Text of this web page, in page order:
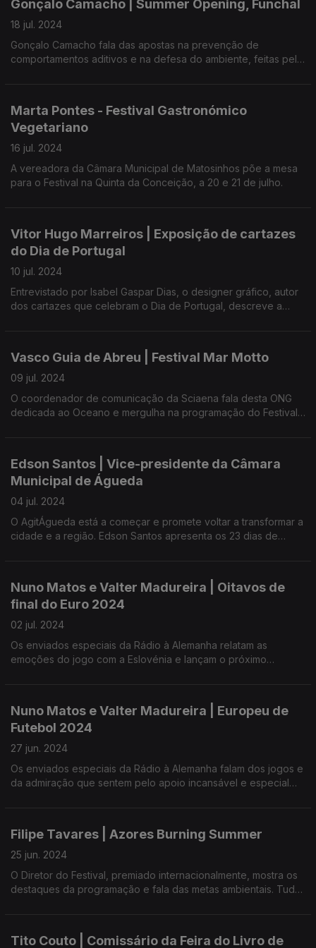
Gonçalo Camacho | Summer Opening, Funchal
18 jul. 2024
Gonçalo Camacho fala das apostas na prevenção de
comportamentos aditivos e na defesa do ambiente, feitas pelo
Marta Pontes - Festival Gastronómico
Vegetariano
16 jul. 2024
A vereadora da Câmara Municipal de Matosinhos põe a mesa
para o Festival na Quinta da Conceição, a 20 e 21 de julho.
Vitor Hugo Marreiros | Exposição de cartazes
do Dia de Portugal
10 jul. 2024
Entrevistado por Isabel Gaspar Dias, o designer gráfico, autor
dos cartazes que celebram o Dia de Portugal, descreve a
Vasco Guia de Abreu | Festival Mar Motto
09 jul. 2024
O coordenador de comunicação da Sciaena fala desta ONG
dedicada ao Oceano e mergulha na programação do Festival
Edson Santos | Vice-presidente da Câmara
Municipal de Águeda
04 jul. 2024
O AgitÁgueda está a começar e promete voltar a transformar a
cidade e a região. Edson Santos apresenta os 23 dias de
Nuno Matos e Valter Madureira | Oitavos de
final do Euro 2024
02 jul. 2024
Os enviados especiais da Rádio à Alemanha relatam as
emoções do jogo com a Eslovénia e lançam o próximo
Nuno Matos e Valter Madureira | Europeu de
Futebol 2024
27 jun. 2024
Os enviados especiais da Rádio à Alemanha falam dos jogos e
da admiração que sentem pelo apoio incansável e especial
Filipe Tavares | Azores Burning Summer
25 jun. 2024
O Diretor do Festival, premiado internacionalmente, mostra os
destaques da programação e fala das metas ambientais. Tudo
Tito Couto | Comissário da Feira do Livro de